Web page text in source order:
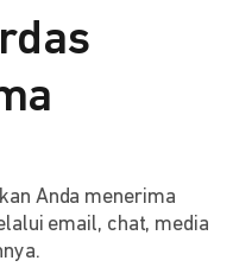
Anda menerima
email, chat, media